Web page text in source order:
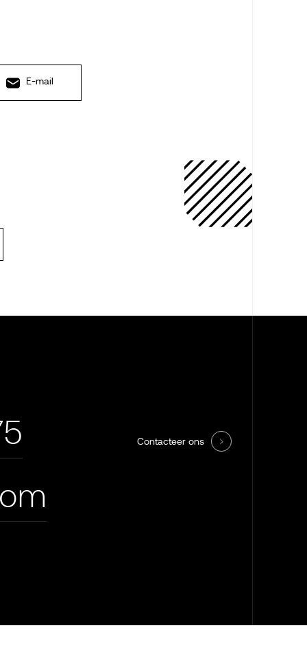
E-mail
Contacteer ons